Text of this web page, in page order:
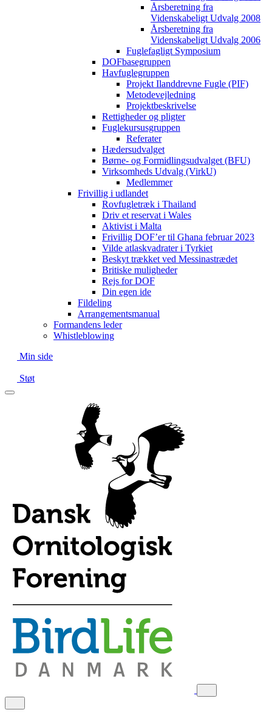
Årsberetning fra
Videnskabeligt Udvalg 2008
Årsberetning fra
Videnskabeligt Udvalg 2006
Fuglefagligt Symposium
DOFbasegruppen
Havfuglegruppen
Projekt Ilanddrevne Fugle (PIF)
Metodevejledning
Projektbeskrivelse
Rettigheder og pligter
Fuglekursusgruppen
Referater
Hædersudvalget
Børne- og Formidlingsudvalget (BFU)
Virksomheds Udvalg (VirkU)
Medlemmer
Frivillig i udlandet
Rovfugletræk i Thailand
Driv et reservat i Wales
Aktivist i Malta
Frivillig DOF’er til Ghana februar 2023
Vilde atlaskvadrater i Tyrkiet
Beskyt trækket ved Messinastrædet
Britiske muligheder
Rejs for DOF
Din egen ide
Fildeling
Arrangementsmanual
Formandens leder
Whistleblowing
Min side
Støt